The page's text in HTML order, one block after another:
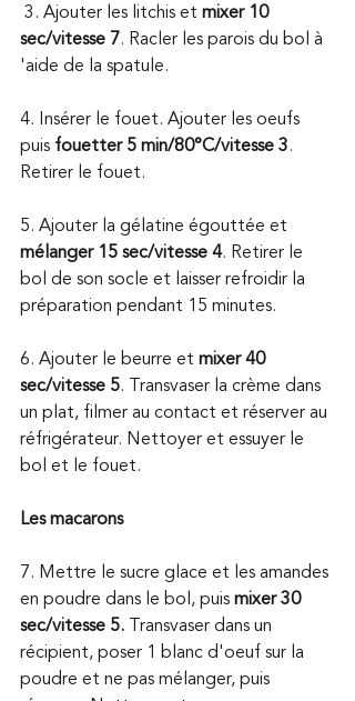
3. Ajouter les litchis et mixer 10
sec/vitesse 7. Racler les parois du bol à
'aide de la spatule.
4. Insérer le fouet. Ajouter les oeufs
puis fouetter 5 min/80°C/vitesse 3.
Retirer le fouet.
5. Ajouter la gélatine égouttée et
mélanger 15 sec/vitesse 4. Retirer le
bol de son socle et laisser refroidir la
préparation pendant 15 minutes.
6. Ajouter le beurre et mixer 40
sec/vitesse 5. Transvaser la crème dans
un plat, filmer au contact et réserver au
réfrigérateur. Nettoyer et essuyer le
bol et le fouet.
Les macarons
7. Mettre le sucre glace et les amandes
en poudre dans le bol, puis mixer 30
sec/vitesse 5. Transvaser dans un
récipient, poser 1 blanc d'oeuf sur la
poudre et ne pas mélanger, puis